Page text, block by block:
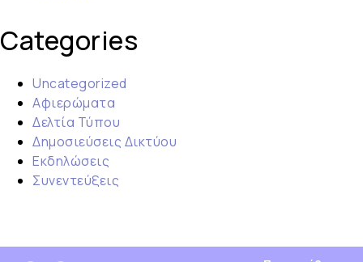
Categories
Uncategorized
Αφιερώματα
Δελτία Τύπου
Δημοσιεύσεις Δικτύου
Εκδηλώσεις
Συνεντεύξεις